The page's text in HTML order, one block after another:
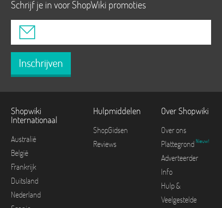
Schrijf je in voor ShopWiki promoties
Inschrijven
Shopwiki
Internationaal
Australië
België
Frankrijk
Duitsland
Nederland
Hulpmiddelen
ShopGidsen
Reviews
Over Shopwiki
Over ons
Plattegrond Nieuw!
Adverteerder
Info
Hulp &
Veelgestelde